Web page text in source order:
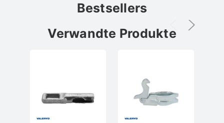
Bestsellers
Verwandte Produkte